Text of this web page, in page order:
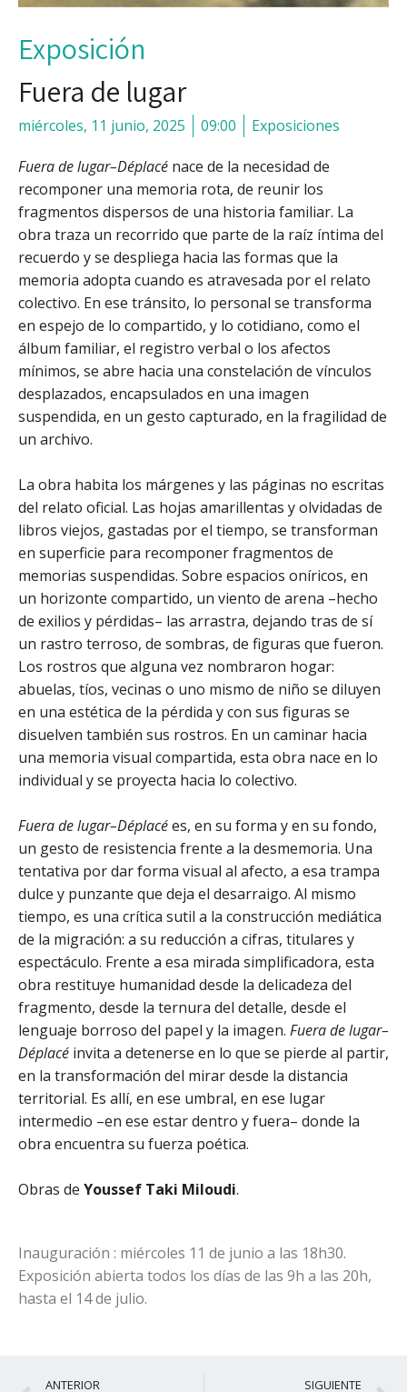
Exposición
Fuera de lugar
miércoles, 11 junio, 2025 09:00 Exposiciones
Fuera de lugar–Déplacé nace de la necesidad de
recomponer una memoria rota, de reunir los
fragmentos dispersos de una historia familiar. La
obra traza un recorrido que parte de la raíz íntima del
recuerdo y se despliega hacia las formas que la
memoria adopta cuando es atravesada por el relato
colectivo. En ese tránsito, lo personal se transforma
en espejo de lo compartido, y lo cotidiano, como el
álbum familiar, el registro verbal o los afectos
mínimos, se abre hacia una constelación de vínculos
desplazados, encapsulados en una imagen
suspendida, en un gesto capturado, en la fragilidad de
un archivo.
La obra habita los márgenes y las páginas no escritas
del relato oficial. Las hojas amarillentas y olvidadas de
libros viejos, gastadas por el tiempo, se transforman
en superficie para recomponer fragmentos de
memorias suspendidas. Sobre espacios oníricos, en
un horizonte compartido, un viento de arena –hecho
de exilios y pérdidas– las arrastra, dejando tras de sí
un rastro terroso, de sombras, de figuras que fueron.
Los rostros que alguna vez nombraron hogar:
abuelas, tíos, vecinas o uno mismo de niño se diluyen
en una estética de la pérdida y con sus figuras se
disuelven también sus rostros. En un caminar hacia
una memoria visual compartida, esta obra nace en lo
individual y se proyecta hacia lo colectivo.
Fuera de lugar–Déplacées, en su forma y en su fondo,
un gesto de resistencia frente a la desmemoria. Una
tentativa por dar forma visual al afecto, a esa trampa
dulce y punzante que deja el desarraigo. Al mismo
tiempo, es una crítica sutil a la construcción mediática
de la migración: a su reducción a cifras, titulares y
espectáculo. Frente a esa mirada simplificadora, esta
obra restituye humanidad desde la delicadeza del
fragmento, desde la ternura del detalle, desde el
lenguaje borroso del papel y la imagen. Fuera de lugar–
Déplacé invita a detenerse en lo que se pierde al partir,
en la transformación del mirar desde la distancia
territorial. Es allí, en ese umbral, en ese lugar
intermedio –en ese estar dentro y fuera– donde la
obra encuentra su fuerza poética.
Obras de Youssef Taki Miloudi.
Inauguración : miércoles 11 de junio a las 18h30.
Exposición abierta todos los días de las 9h a las 20h,
hasta el 14 de julio.
Ant
ANTERIOR SIGUIENTE